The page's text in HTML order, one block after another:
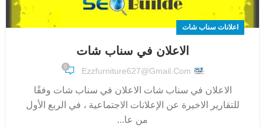
اعلانات سناب شات
الاعلان في سناب شات
Ezzfurniture627@gmail.com
0
الاعلان في سناب شات الاعلان في سناب شات وفقًا
للتقارير الاخيرة عن الإعلانات الاجتماعية ، في الربع الأول
من عا...